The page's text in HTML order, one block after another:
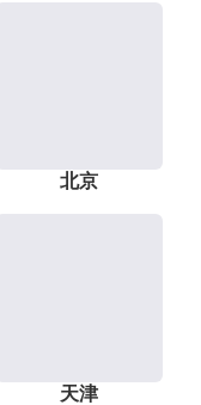
北京
天津